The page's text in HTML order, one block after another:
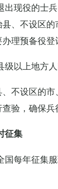
出现役的士
、不设区
理预备役登
级以上地方
不设区的
验，确保兵
征集
国每年征集